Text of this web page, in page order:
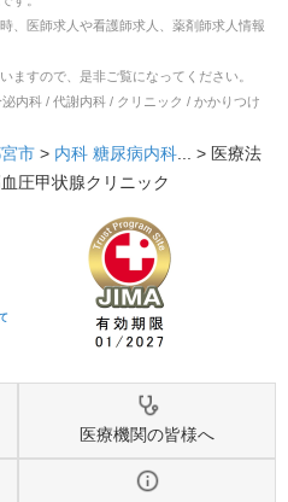
、医師求人や看護師求人、薬剤師求人情報
ますので、是非ご覧になってください。
内科 / 代謝内科 / クリニック / かかりつけ
市 > 内科 糖尿病内科 ... > 医療法
圧甲状腺クリニック
医療機関の皆様へ